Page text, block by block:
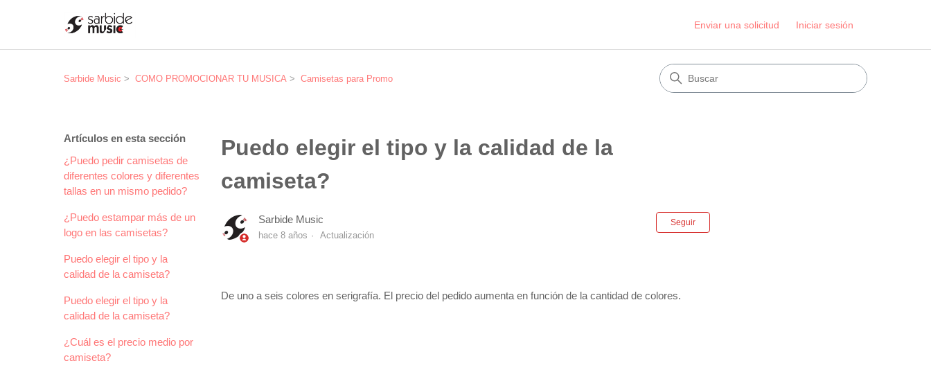
Enviar una solicitud Iniciar sesión
Sarbide Music COMO PROMOCIONAR TU MUSICA Camisetas para Promo
Artículos en esta sección
¿Puedo pedir camisetas de
diferentes colores y diferentes
tallas en un mismo pedido?
¿Puedo estampar más de un
logo en las camisetas?
Puedo elegir el tipo y la
calidad de la camiseta?
Puedo elegir el tipo y la
calidad de la camiseta?
¿Cuál es el precio medio por
camiseta?
Puedo elegir el tipo y la calidad de la
camiseta?
Sarbide Music
hace 8 años Actualización
Seguir
De uno a seis colores en serigrafía. El precio del pedido aumenta en función de la cantidad de colores.